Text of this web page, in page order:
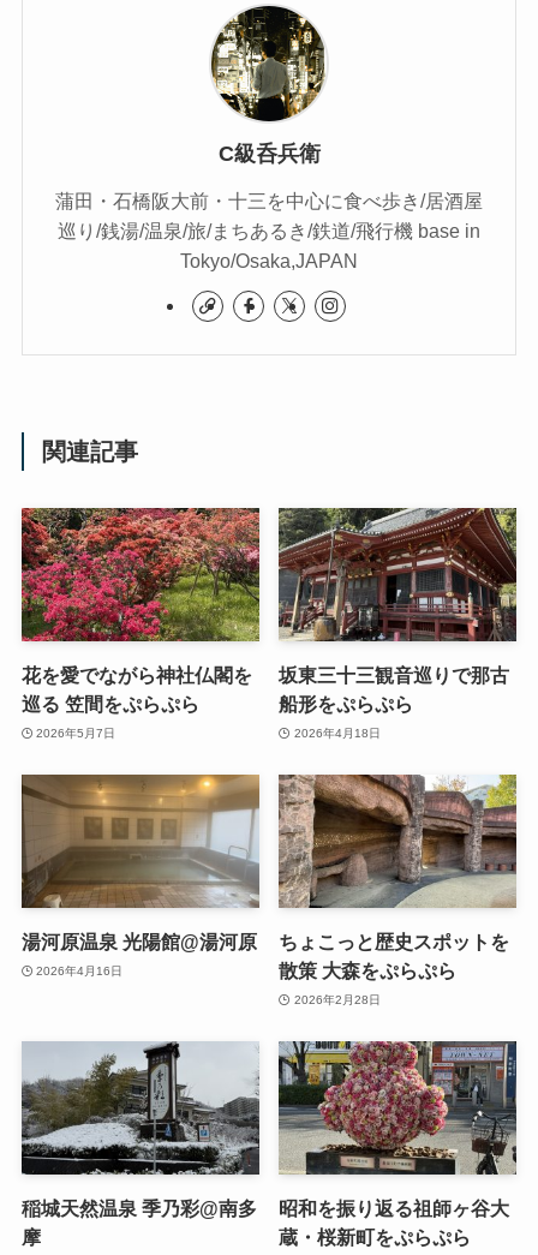
C級呑兵衛
蒲田・石橋阪大前・十三を中心に食べ歩き/居酒屋
巡り/銭湯/温泉/旅/まちあるき/鉄道/飛行機 base in
Tokyo/Osaka,JAPAN
関連記事
花を愛でながら神社仏閣を
巡る 笠間をぷらぷら
2026年5月7日
坂東三十三観音巡りで那古
船形をぷらぷら
2026年4月18日
湯河原温泉 光陽館@湯河原
2026年4月16日
ちょこっと歴史スポットを
散策 大森をぷらぷら
2026年2月28日
稲城天然温泉 季乃彩@南多
摩
昭和を振り返る祖師ヶ谷大
蔵・桜新町をぷらぷら